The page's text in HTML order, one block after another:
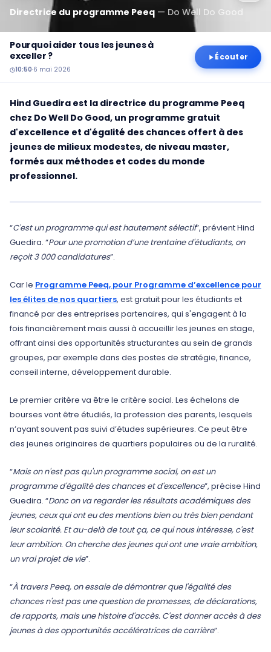
Directrice du programme Peeq — Do Well Do Good
Pourquoi aider tous les jeunes à
exceller ?
10:50·6 mai 2026
Écouter
Hind Guedira est la directrice du programme Peeq
chez Do Well Do Good, un programme gratuit
d'excellence et d'égalité des chances offert à des
jeunes de milieux modestes, de niveau master,
formés aux méthodes et codes du monde
professionnel.
“C'est un programme qui est hautement sélectif”, prévient Hind
Guedira. “Pour une promotion d’une trentaine d'étudiants, on
reçoit 3 000 candidatures”.
Car le Programme Peeq, pour Programme d’excellence pour
les élites de nos quartiers, est gratuit pour les étudiants et
financé par des entreprises partenaires, qui s'engagent à la
fois financièrement mais aussi à accueillir les jeunes en stage,
offrant ainsi des opportunités structurantes au sein de grands
groupes, par exemple dans des postes de stratégie, finance,
conseil interne, développement durable.
Le premier critère va être le critère social. Les échelons de
bourses vont être étudiés, la profession des parents, lesquels
n’ayant souvent pas suivi d’études supérieures. Ce peut être
des jeunes originaires de quartiers populaires ou de la ruralité.
“Mais on n'est pas qu'un programme social, on est un
programme d'égalité des chances et d'excellence”, précise Hind
Guedira. “Donc on va regarder les résultats académiques des
jeunes, ceux qui ont eu des mentions bien ou très bien pendant
leur scolarité. Et au-delà de tout ça, ce qui nous intéresse, c'est
leur ambition. On cherche des jeunes qui ont une vraie ambition,
un vrai projet de vie”.
“À travers Peeq, on essaie de démontrer que l'égalité des
chances n'est pas une question de promesses, de déclarations,
de rapports, mais une histoire d'accès. C'est donner accès à des
jeunes à des opportunités accélératrices de carrière”.